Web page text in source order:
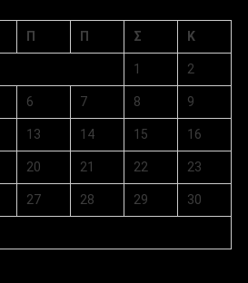
Π Π Σ Κ
1 2
6 7 8 9
13 14 15 16
20 21 22 23
27 28 29 30